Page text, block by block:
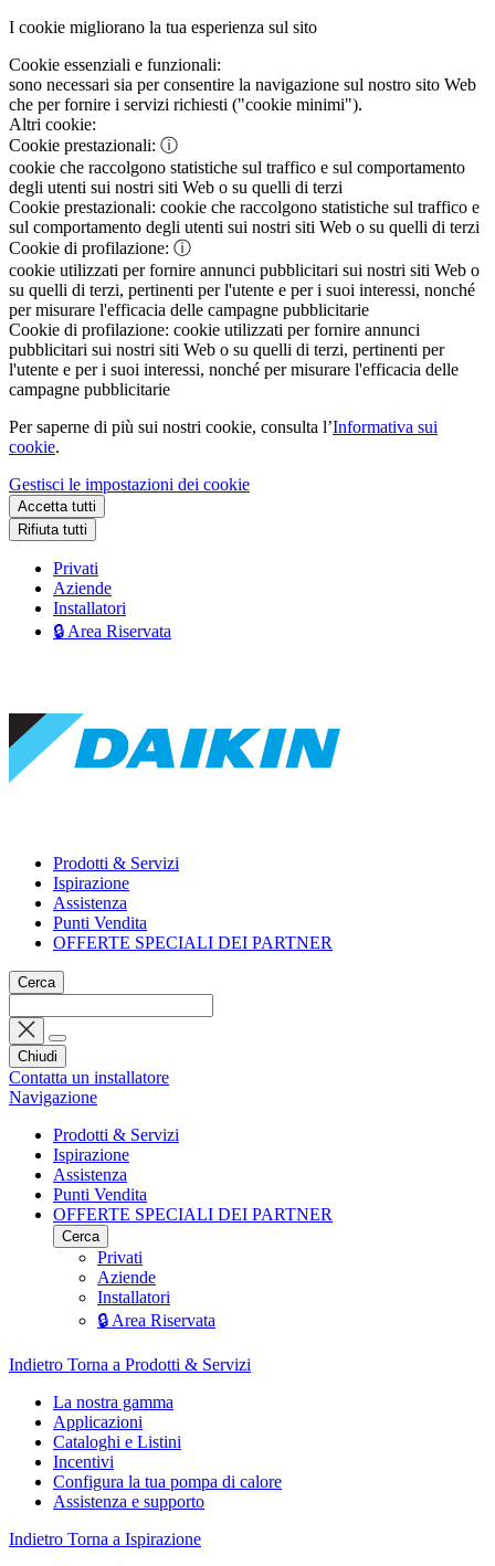
I cookie migliorano la tua esperienza sul sito
Cookie essenziali e funzionali:
sono necessari sia per consentire la navigazione sul nostro sito Web
che per fornire i servizi richiesti ("cookie minimi").
Altri cookie:
Cookie prestazionali: ⓘ
cookie che raccolgono statistiche sul traffico e sul comportamento
degli utenti sui nostri siti Web o su quelli di terzi
Cookie prestazionali: cookie che raccolgono statistiche sul traffico e
sul comportamento degli utenti sui nostri siti Web o su quelli di terzi
Cookie di profilazione: ⓘ
cookie utilizzati per fornire annunci pubblicitari sui nostri siti Web o
su quelli di terzi, pertinenti per l'utente e per i suoi interessi, nonché
per misurare l'efficacia delle campagne pubblicitarie
Cookie di profilazione: cookie utilizzati per fornire annunci
pubblicitari sui nostri siti Web o su quelli di terzi, pertinenti per
l'utente e per i suoi interessi, nonché per misurare l'efficacia delle
campagne pubblicitarie
Per saperne di più sui nostri cookie, consulta l’Informativa sui
cookie.
Gestisci le impostazioni dei cookie
Accetta tutti
Rifiuta tutti
Privati
Aziende
Installatori
🔒 Area Riservata
Prodotti & Servizi
Ispirazione
Assistenza
Punti Vendita
OFFERTE SPECIALI DEI PARTNER
Cerca
Chiudi
Contatta un installatore
Navigazione
Prodotti & Servizi
Ispirazione
Assistenza
Punti Vendita
OFFERTE SPECIALI DEI PARTNER
Cerca
Privati
Aziende
Installatori
🔒 Area Riservata
Indietro Torna a Prodotti & Servizi
La nostra gamma
Applicazioni
Cataloghi e Listini
Incentivi
Configura la tua pompa di calore
Assistenza e supporto
Indietro Torna a Ispirazione